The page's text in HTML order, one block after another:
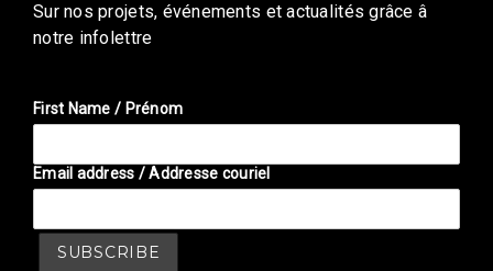
Sur nos projets, événements et actualités grâce â
notre infolettre
First Name / Prénom
Email address / Addresse couriel